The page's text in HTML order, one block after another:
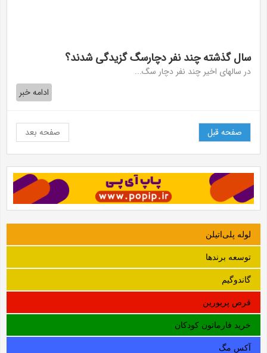
سال گذشته چند نفر دچارسگ گزیدگی شدند؟
در سالهای اخیر چند نفر دچار سگ...
ادامه خبر
صفحه بعد صفحه قبل
لوله‌ پلی‌اتیلن
توسعه برندها
گاندوگیم
قرص پریورین
خرید فارماتون کودکان
آکس مگ